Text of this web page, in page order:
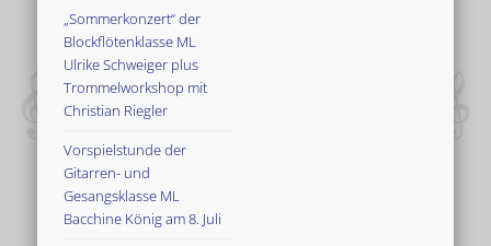
„Sommerkonzert“ der
Blockflötenklasse ML
Ulrike Schweiger plus
Trommelworkshop mit
Christian Riegler
Vorspielstunde der
Gitarren- und
Gesangsklasse ML
Bacchine König am 8. Juli